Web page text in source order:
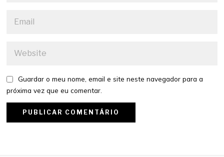
Guardar o meu nome, email e site neste navegador para a
próxima vez que eu comentar.